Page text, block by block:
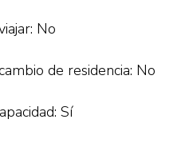
No
de residencia: No
Sí